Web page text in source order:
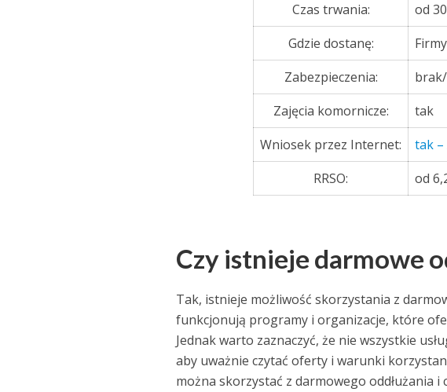
Czas trwania:
od
Gdzie dostanę:
Zabezpieczenia:
Zajęcia komornicze:
tak
Wniosek przez Internet:
tak –
RRSO:
od
Czy istnieje darmowe
Tak, istnieje możliwość skorzystania z
funkcjonują programy i organizacje, które
Jednak warto zaznaczyć, że nie wszystkie
aby uważnie czytać oferty i warunki
można skorzystać z darmowego oddłużania